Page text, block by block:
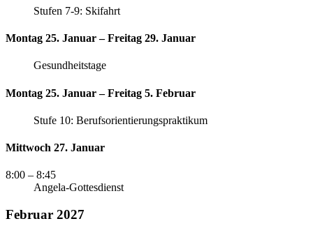
Stufen 7-9: Skifahrt
Montag 25. Januar – Freitag 29. Januar
Gesundheitstage
Montag 25. Januar – Freitag 5. Februar
Stufe 10: Berufsorientierungspraktikum
Mittwoch 27. Januar
8:00 – 8:45
Angela-Gottesdienst
Februar 2027